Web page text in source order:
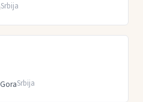
Srbija
Srbija